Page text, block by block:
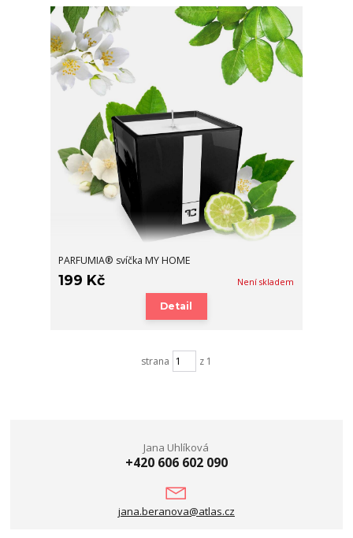
PARFUMIA® svíčka MY HOME
199 Kč Není skladem
Detail
strana z 1
Jana Uhlíková
+420 606 602 090
jana.beranova@atlas.cz